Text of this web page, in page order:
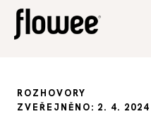
ROZHOVORY
ZVEŘEJNĚNO: 2. 4. 2024